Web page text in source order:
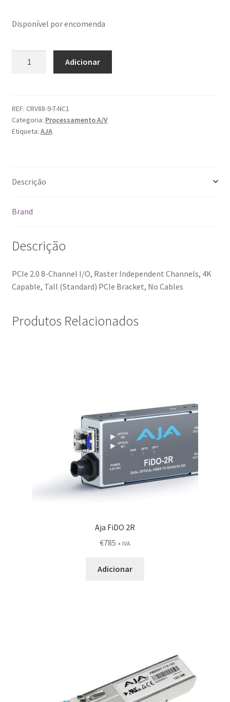
Disponível por encomenda
88
T,
NC
Adicionar
REF: CRV88-9-T-NC1
Categoria: Processamento A/V
Etiqueta: AJA
Descrição
Brand
Descrição
PCIe 2.0 8-Channel I/O, Raster Independent Channels, 4K
Capable, Tall (Standard) PCIe Bracket, No Cables
Produtos Relacionados
Aja FiDO 2R
€785 + IVA
Adicionar